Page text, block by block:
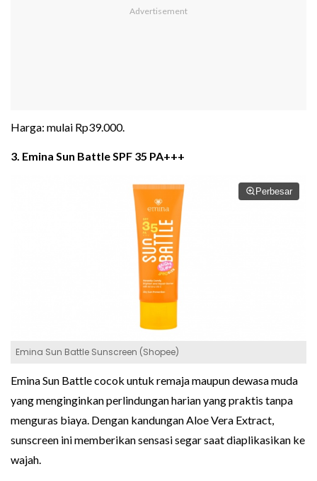
Harga: mulai Rp39.000.
3. Emina Sun Battle SPF 35 PA+++
Perbesar
Emina Sun Battle Sunscreen (Shopee)
Emina Sun Battle cocok untuk remaja maupun dewasa muda
yang menginginkan perlindungan harian yang praktis tanpa
menguras biaya. Dengan kandungan Aloe Vera Extract,
sunscreen ini memberikan sensasi segar saat diaplikasikan ke
wajah.